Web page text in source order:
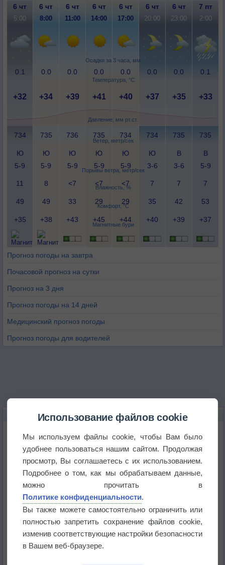
Осадки за 3 часа, мм
Температура, °C
Давление, мм рт.ст.
Ветер, метр/сек
Порывы ветра, метр/сек
Влажность, %
Комфорт, °C
Магнитные бури
6 чт 6 чт 6 чт 6 чт 6 чт 6 чт 6 чт 7 пт
5:00 8:00 11:00 14:00 17:00 20:00 23:00 2:00
0.1 0.0 0.0 0.0 0.0 0.0 0.0 0.1
+32 +34 +39 +41 +40 +37 +35 +33
734 735 736 735 734 734 735 735
Ю
5-9
Ю
5-9
Ю
5-9
Ю
5-9
Ю
5-9
Ю
3-6
В
3-6
В
5-9
11 8 <7 <7 <7 7 7 7
49 49 33 29 29 35 42 53
+35 +38 +43 +45 +44 +40 +39 +37
Прогноз погоды на завтра
Почасовой прогноз на сутки
Прогноз на 3 дня
Прогноз погоды на 14 дней
Медицинский прогноз погоды
Прогноз погоды для водителей
НОВОЕ О ПОГОДЕ
Приложение построит маршрут через тень
Атмосфера начала замерзать
В Приморье обнаружены морские волны тепла
Изменение климата повлияло на ареал обитания
Использование файлов cookie
Мы используем файлы cookie, чтобы Вам было
удобнее пользоваться нашим сайтом. Продолжая
просмотр, Вы соглашаетесь с их использованием.
Подробнее о том, как мы обрабатываем данные,
можно прочитать в
Политике конфиденциальности.
Вы также можете самостоятельно ограничить или
полностью запретить сохранение файлов cookie,
изменив соответствующие настройки безопасности
в Вашем веб-браузере.